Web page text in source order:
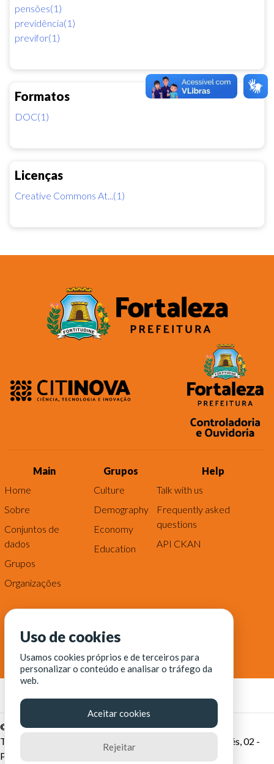
pensões(1)
previdência(1)
previfor(1)
Formatos
DOC(1)
Licenças
Creative Commons At...(1)
Main
Home
Sobre
Conjuntos de
dados
Grupos
Organizações
Grupos
Culture
Demography
Economy
Education
Help
Talk with us
Frequently asked
questions
API CKAN
© Fortaleza Digital || CITINOVA - Fundação de Ciência,
Tecnologia e Inovação de Fortaleza - Rua dos Tremembés, 02 -
Praia de Iracema - Fortaleza-CE
Uso de cookies
Usamos cookies próprios e de terceiros para
personalizar o conteúdo e analisar o tráfego da
web.
Aceitar cookies
Rejeitar